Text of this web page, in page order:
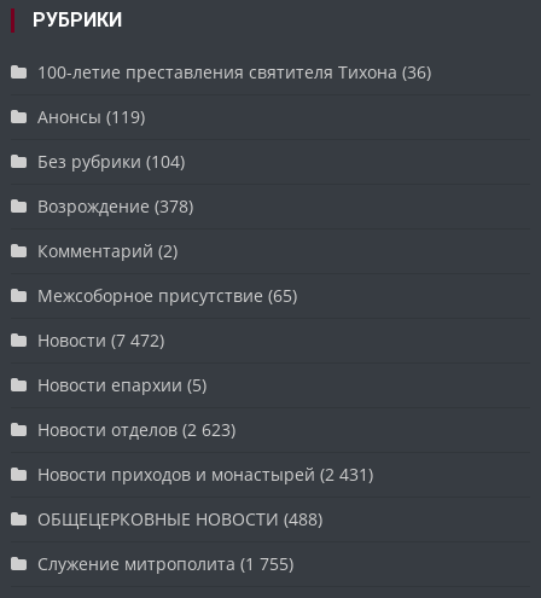
РУБРИКИ
100-летие преставления святителя Тихона (36)
Анонсы (119)
Без рубрики (104)
Возрождение (378)
Комментарий (2)
Межсоборное присутствие (65)
Новости (7 472)
Новости епархии (5)
Новости отделов (2 623)
Новости приходов и монастырей (2 431)
ОБЩЕЦЕРКОВНЫЕ НОВОСТИ (488)
Служение митрополита (1 755)